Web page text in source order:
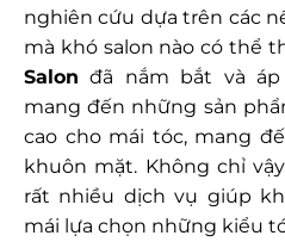
nghiên cứu dựa trên các
mà khó salon nào có thể
Salon đã nắm bắt và
mang đến những sản
cao cho mái tóc, mang
khuôn mặt. Không chỉ
rất nhiều dịch vụ giúp
mái lựa chọn những kiểu